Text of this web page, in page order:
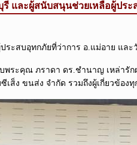
และผู้สนับสนุนช่วยเหลือผู้ประ
ระสบอุทกภัยที่ว่าการ อ.แม่อาย แล
ระคุณ ภราดา ดร.ชำนาญ เหล่ารั
เส็ง ขนส่ง จำกัด รวมถึงผู้เกี่ยวข้อ